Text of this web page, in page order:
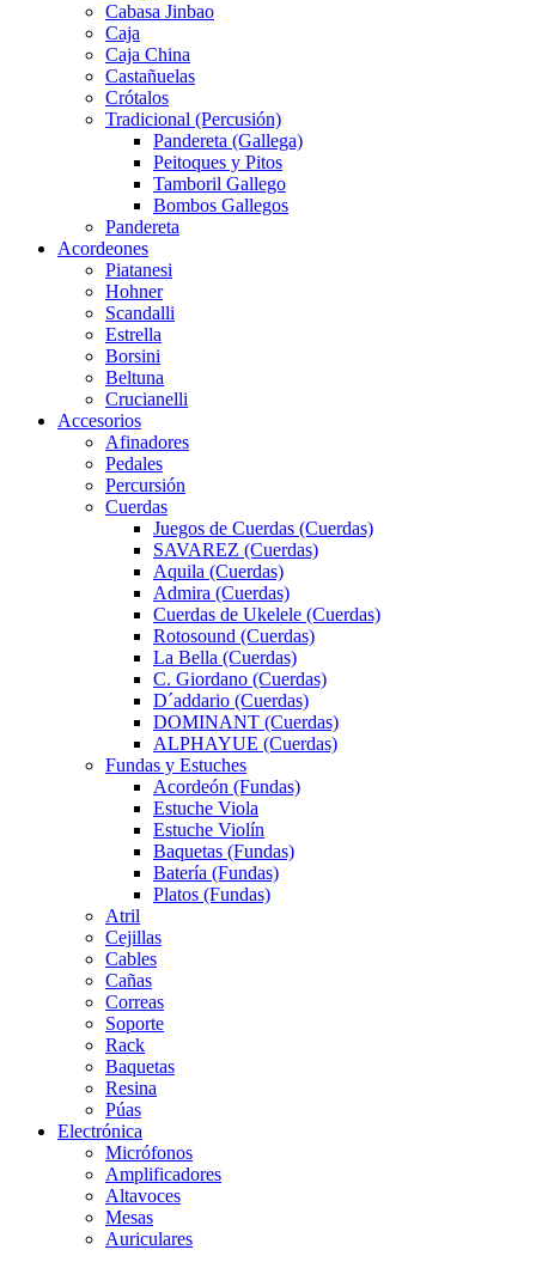
Cabasa Jinbao
Caja
Caja China
Castañuelas
Crótalos
Tradicional (Percusión)
Pandereta (Gallega)
Peitoques y Pitos
Tamboril Gallego
Bombos Gallegos
Pandereta
Acordeones
Piatanesi
Hohner
Scandalli
Estrella
Borsini
Beltuna
Crucianelli
Accesorios
Afinadores
Pedales
Percursión
Cuerdas
Juegos de Cuerdas (Cuerdas)
SAVAREZ (Cuerdas)
Aquila (Cuerdas)
Admira (Cuerdas)
Cuerdas de Ukelele (Cuerdas)
Rotosound (Cuerdas)
La Bella (Cuerdas)
C. Giordano (Cuerdas)
D´addario (Cuerdas)
DOMINANT (Cuerdas)
ALPHAYUE (Cuerdas)
Fundas y Estuches
Acordeón (Fundas)
Estuche Viola
Estuche Violín
Baquetas (Fundas)
Batería (Fundas)
Platos (Fundas)
Atril
Cejillas
Cables
Cañas
Correas
Soporte
Rack
Baquetas
Resina
Púas
Electrónica
Micrófonos
Amplificadores
Altavoces
Mesas
Auriculares